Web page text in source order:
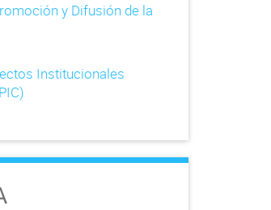
y Difusión de la
Institucionales